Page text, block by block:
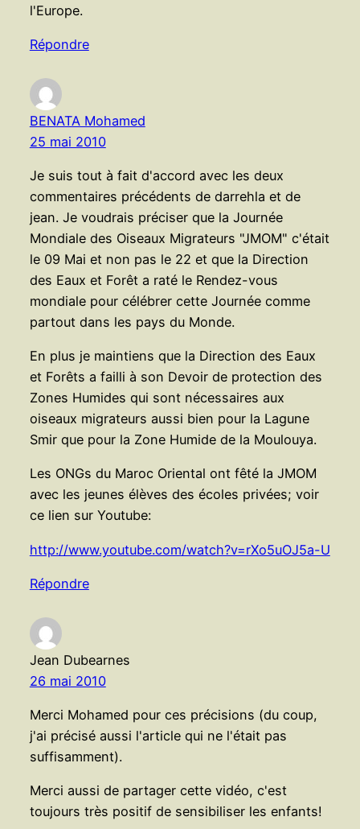
l'Europe.
Répondre
BENATA Mohamed
25 mai 2010
Je suis tout à fait d'accord avec les deux
commentaires précédents de darrehla et de
jean. Je voudrais préciser que la Journée
Mondiale des Oiseaux Migrateurs "JMOM" c'était
le 09 Mai et non pas le 22 et que la Direction
des Eaux et Forêt a raté le Rendez-vous
mondiale pour célébrer cette Journée comme
partout dans les pays du Monde.
En plus je maintiens que la Direction des Eaux
et Forêts a failli à son Devoir de protection des
Zones Humides qui sont nécessaires aux
oiseaux migrateurs aussi bien pour la Lagune
Smir que pour la Zone Humide de la Moulouya.
Les ONGs du Maroc Oriental ont fêté la JMOM
avec les jeunes élèves des écoles privées; voir
ce lien sur Youtube:
http://www.youtube.com/watch?v=rXo5uOJ5a-U
Répondre
Jean Dubearnes
26 mai 2010
Merci Mohamed pour ces précisions (du coup,
j'ai précisé aussi l'article qui ne l'était pas
suffisamment).
Merci aussi de partager cette vidéo, c'est
toujours très positif de sensibiliser les enfants!